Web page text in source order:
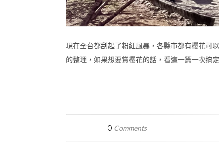
現在全台都刮起了粉紅風暴，各縣市都有櫻花可
的整理，如果想要賞櫻花的話，看這一篇一次搞
0 Comments